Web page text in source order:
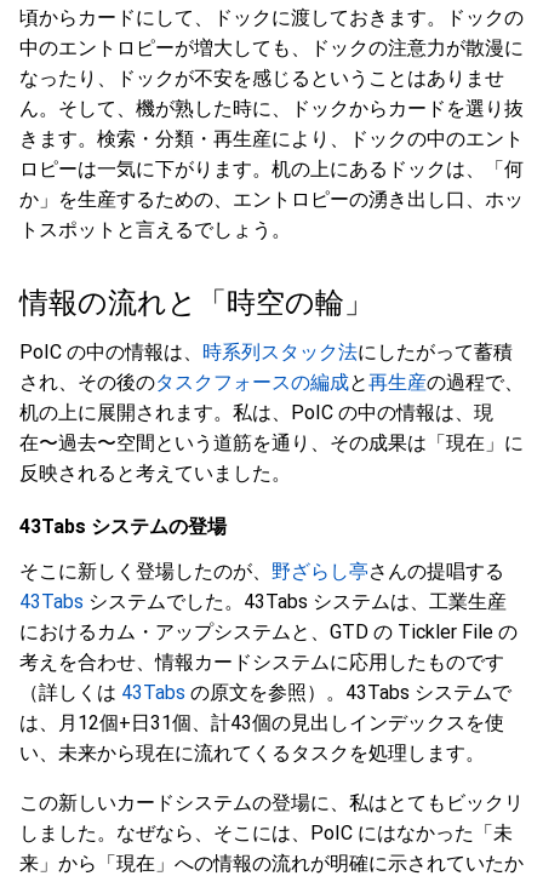
頃からカードにして、ドックに渡しておきます。ドックの
中のエントロピーが増大しても、ドックの注意力が散漫に
なったり、ドックが不安を感じるということはありませ
ん。そして、機が熟した時に、ドックからカードを選り抜
きます。検索・分類・再生産により、ドックの中のエント
ロピーは一気に下がります。机の上にあるドックは、「何
か」を生産するための、エントロピーの湧き出し口、ホッ
トスポットと言えるでしょう。
情報の流れと「時空の輪」
PoIC の中の情報は、 時系列スタック法にしたがって蓄積
され、その後のタスクフォースの編成と再生産の過程で、
机の上に展開されます。私は、PoIC の中の情報は、現
在〜過去〜空間という道筋を通り、その成果は「現在」に
反映されると考えていました。
43Tabs システムの登場
そこに新しく登場したのが、 野ざらし亭さんの提唱する
43Tabs システムでした。43Tabs システムは、工業生産
におけるカム・アップシステムと、GTD の Tickler File の
考えを合わせ、情報カードシステムに応用したものです
（詳しくは 43Tabs の原文を参照）。43Tabs システムで
は、月12個+日31個、計43個の見出しインデックスを使
い、未来から現在に流れてくるタスクを処理します。
この新しいカードシステムの登場に、私はとてもビックリ
しました。なぜなら、そこには、PoIC にはなかった「未
来」から「現在」への情報の流れが明確に示されていたか